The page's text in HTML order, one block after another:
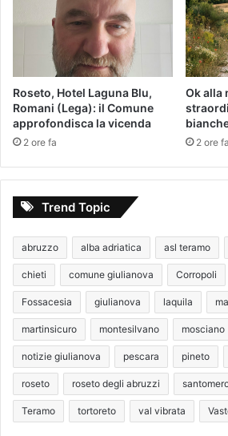
Roseto, Hotel Laguna Blu,
Romani (Lega): il Comune
approfondisca la vicenda
2 ore fa
Ok alla
2 ore fa
Trend Topic
abruzzo alba adriatica asl teramo
chieti comune giulianova Corropoli
Fossacesia giulianova laquila
martinsicuro montesilvano mosciano
notizie giulianova pescara pineto
roseto roseto degli abruzzi
Teramo tortoreto val vibrata